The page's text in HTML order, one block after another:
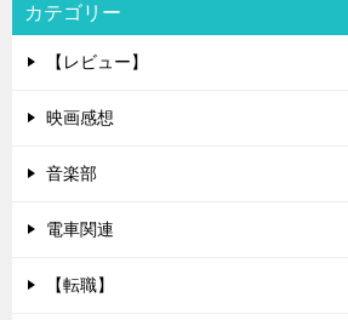
カテゴリー
【レビュー】
映画感想
音楽部
電車関連
【転職】